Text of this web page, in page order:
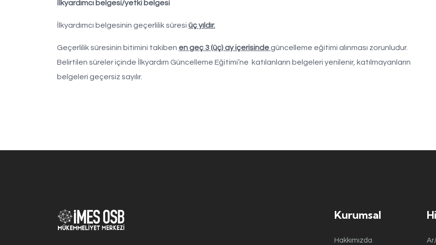
İlkyardımcı belgesi/yetki belgesi
İlkyardımcı belgesinin geçerlilik süresi üç yıldır.
Geçerlilik süresinin bitimini takiben en geç 3 (üç) ay içerisinde güncelleme eğitimi alınması zorunludur.
Belirtilen süreler içinde İlkyardım Güncelleme Eğitimi’ne katılanların belgeleri yenilenir, katılmayanların
belgeleri geçersiz sayılır.
Kurumsal
Hakkımızda